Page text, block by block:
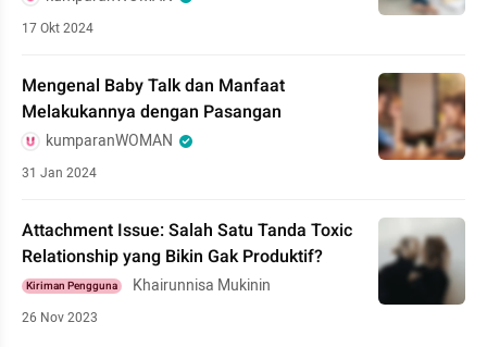
17 Okt 2024
Mengenal Baby Talk dan Manfaat
Melakukannya dengan Pasangan
kumparanWOMAN
31 Jan 2024
Attachment Issue: Salah Satu Tanda Toxic
Relationship yang Bikin Gak Produktif?
Kiriman Pengguna Khairunnisa Mukinin
26 Nov 2023